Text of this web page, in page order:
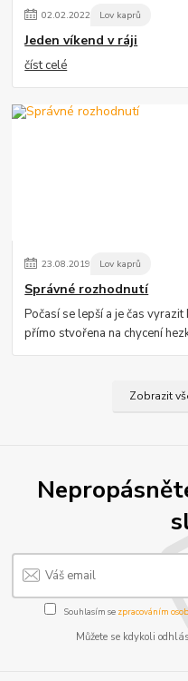
02.02.2022 Lov kaprů
Jeden víkend v ráji
číst celé
23.08.2019 Lov kaprů
Správné rozhodnutí
Počasí se lepší a je čas
přímo stvořena na chycení
Zobrazit
Souhlasím se zpracováním
Můžete se kdykoli